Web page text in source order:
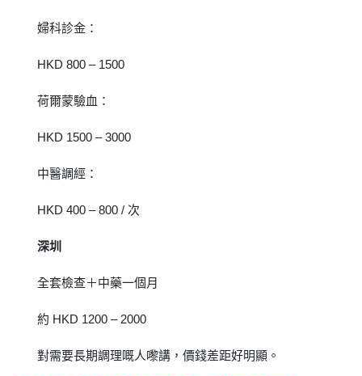
婦科診金：
HKD 800 – 1500
荷爾蒙驗血：
HKD 1500 – 3000
中醫調經：
HKD 400 – 800 / 次
深圳
全套檢查＋中藥一個月
約 HKD 1200 – 2000
對需要長期調理嘅人嚟講，價錢差距好明顯。